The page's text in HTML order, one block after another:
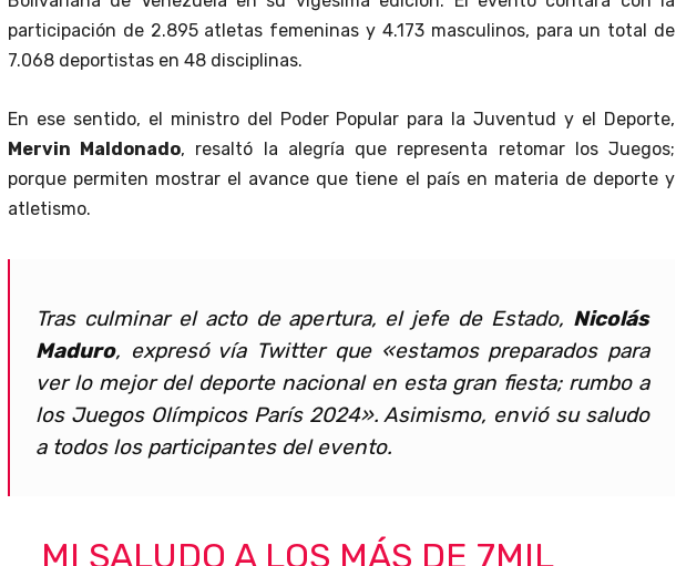
participación de 2.895 atletas femeninas y 4.173 masculinos, para un total de
7.068 deportistas en 48 disciplinas.
En ese sentido, el ministro del Poder Popular para la Juventud y el Deporte,
Mervin Maldonado, resaltó la alegría que representa retomar los Juegos;
porque permiten mostrar el avance que tiene el país en materia de deporte y
atletismo.
Tras culminar el acto de apertura, el jefe de Estado, Nicolás
Maduro, expresó vía Twitter que «estamos preparados para
ver lo mejor del deporte nacional en esta gran fiesta; rumbo a
los Juegos Olímpicos París 2024». Asimismo, envió su saludo
a todos los participantes del evento.
MI SALUDO A LOS MÁS DE 7MIL